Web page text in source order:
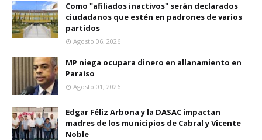
Como "afiliados inactivos" serán declarados
ciudadanos que estén en padrones de varios
partidos
Agosto 06, 2026
MP niega ocupara dinero en allanamiento en
Paraíso
Agosto 01, 2026
Edgar Féliz Arbona y la DASAC impactan
madres de los municipios de Cabral y Vicente
Noble